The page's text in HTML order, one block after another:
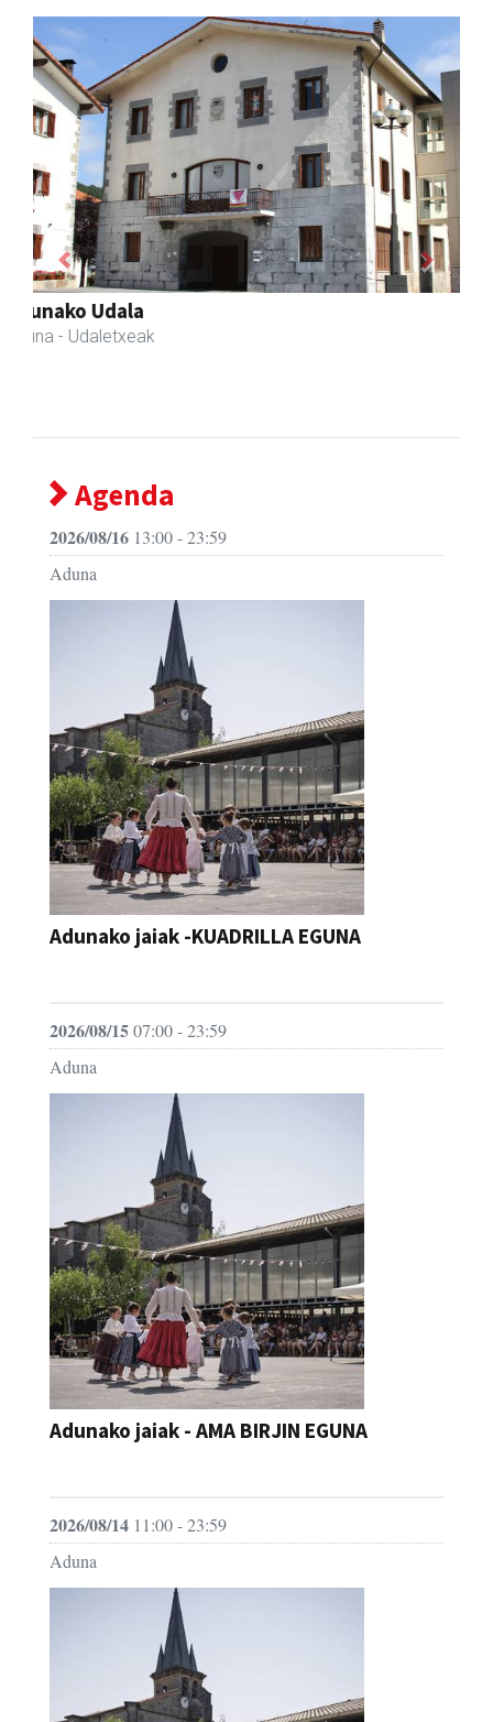
Ormaki urdaitegia
Andoain - Urdaitegiak
Previous Next
Agenda
2026/08/16 13:00 - 23:59
Aduna
Adunako jaiak -KUADRILLA EGUNA
2026/08/1507:00 - 23:59
Aduna
Adunako jaiak - AMA BIRJIN EGUNA
2026/08/14 11:00 - 23:59
Aduna